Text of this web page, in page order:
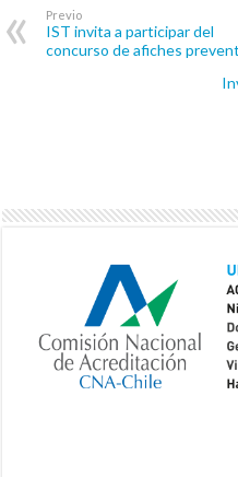
Previo
IST invita a participar del
concurso de afiches